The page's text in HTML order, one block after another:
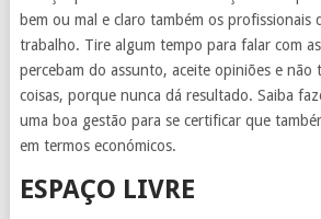
bem ou mal e claro também os profissionais
trabalho. Tire algum tempo para falar com
percebam do assunto, aceite opiniões e não
coisas, porque nunca dá resultado. Saiba
uma boa gestão para se certificar que
em termos económicos.
ESPAÇO LIVRE